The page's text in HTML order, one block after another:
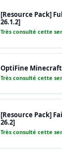
[Resource Pack]
26.1.2]
Très consulté cette
OptiFine Minecraft
Très consulté cette
[Resource Pack]
26.2]
Très consulté cette